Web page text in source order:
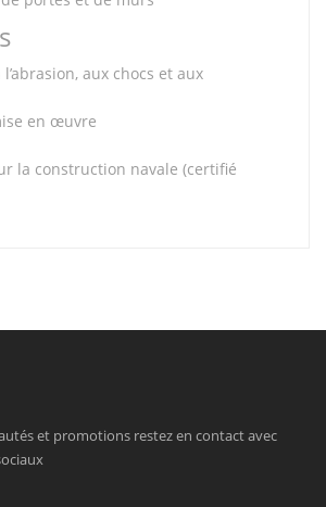
l’abrasion, aux chocs et aux
en œuvre
la construction navale (certifié
et promotions restez en contact avec